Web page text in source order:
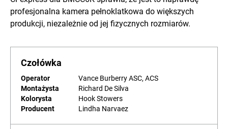
profesjonalna kamera pełnoklatkowa do większych
produkcji, niezależnie od jej fizycznych rozmiarów.
Czołówka
Operator
Vance Burberry ASC, ACS
Montażysta
Richard De Silva
Kolorysta
Hook Stowers
Producent
Lindha Narvaez